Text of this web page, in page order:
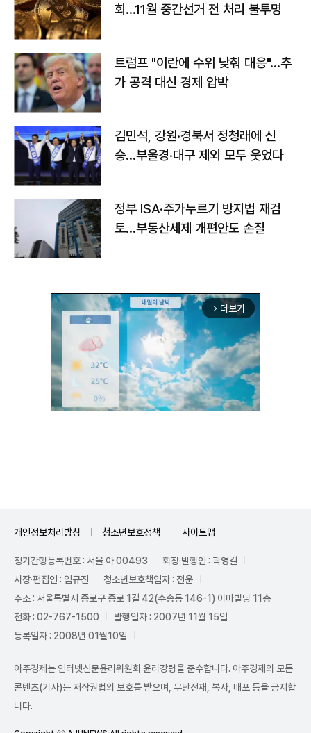
회…11월 중간선거 전 처리 불투명
트럼프 "이란에 수위 낮춰 대응"…추
가 공격 대신 경제 압박
김민석, 강원·경북서 정청래에 신
승…부울경·대구 제외 모두 웃었다
정부 ISA·주가누르기 방지법 재검
토…부동산세제 개편안도 손질
arrow_forward_ios 더보기
개인정보처리방침 청소년보호정책 사이트맵
정기간행등록번호 : 서울 아 00493
회장·발행인 : 곽영길
사장·편집인 : 임규진
청소년보호책임자 : 전운
주소 : 서울특별시 종로구 종로 1길 42(수송동 146-1) 이마빌딩 11층
전화 : 02-767-1500
발행일자 : 2007년 11월 15일
등록일자 : 2008년 01월10일
아주경제는 인터넷신문윤리위원회 윤리강령을 준수합니다. 아주경제의 모든
콘텐츠(기사)는 저작권법의 보호를 받으며, 무단전재, 복사, 배포 등을 금지합
니다.